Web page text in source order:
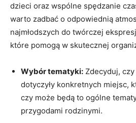
dzieci oraz wspólne spędzanie
warto zadbać ⁣o odpowiednią
najmłodszych⁤ do ‌twórczej
które pomogą w skutecznej
Wybór tematyki: Zdecyduj,
dotyczyły ⁢konkretnych miejsc,
czy może ​będą to ogólne
przygodami rodzinymi.